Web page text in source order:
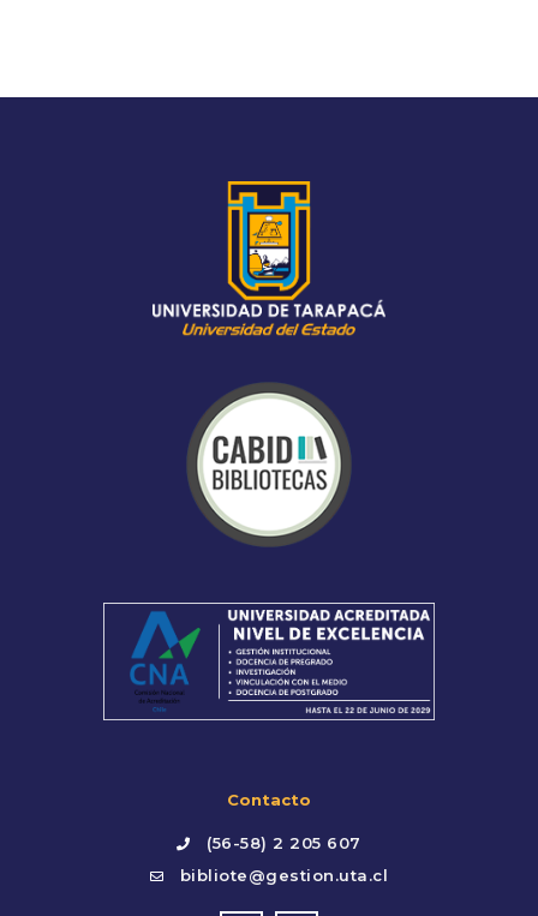
Contacto
(56-58) 2 205 607
bibliote@gestion.uta.cl